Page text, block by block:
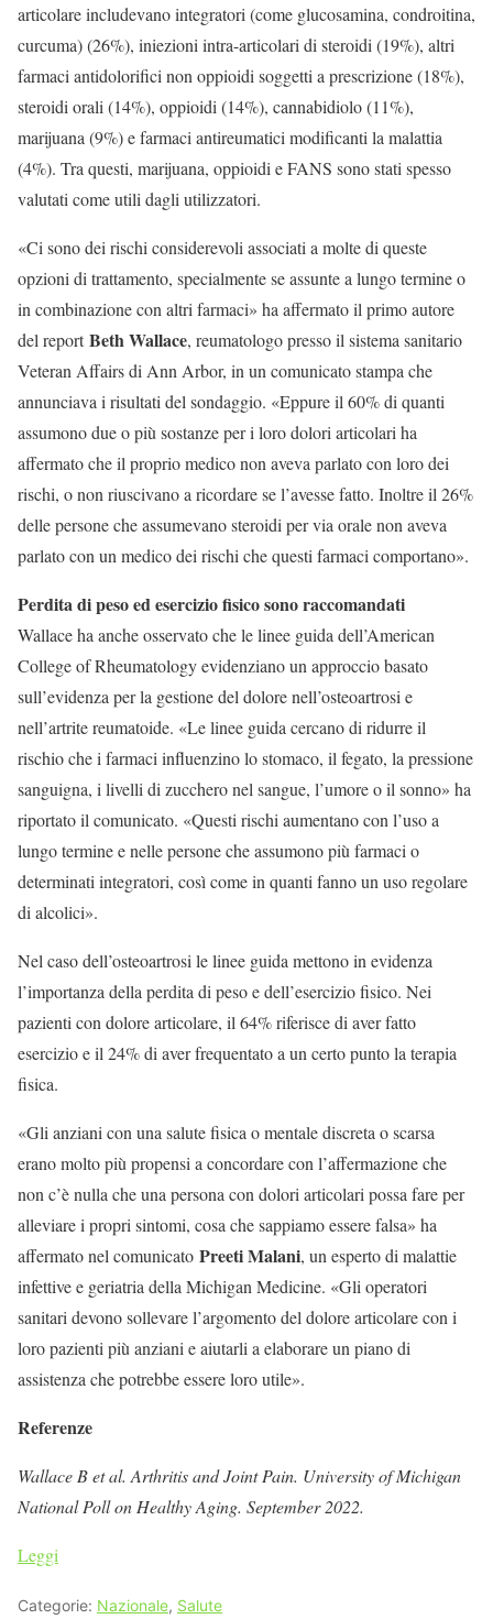
articolare includevano integratori (come glucosamina, condroitina,
curcuma) (26%), iniezioni intra-articolari di steroidi (19%), altri
farmaci antidolorifici non oppioidi soggetti a prescrizione (18%),
steroidi orali (14%), oppioidi (14%), cannabidiolo (11%),
marijuana (9%) e farmaci antireumatici modificanti la malattia
(4%). Tra questi, marijuana, oppioidi e FANS sono stati spesso
valutati come utili dagli utilizzatori.
«Ci sono dei rischi considerevoli associati a molte di queste
opzioni di trattamento, specialmente se assunte a lungo termine o
in combinazione con altri farmaci» ha affermato il primo autore
del reportBeth Wallace, reumatologo presso il sistema sanitario
Veteran Affairs di Ann Arbor, in un comunicato stampa che
annunciava i risultati del sondaggio. «Eppure il 60% di quanti
assumono due o più sostanze per i loro dolori articolari ha
affermato che il proprio medico non aveva parlato con loro dei
rischi, o non riuscivano a ricordare se l’avesse fatto. Inoltre il 26%
delle persone che assumevano steroidi per via orale non aveva
parlato con un medico dei rischi che questi farmaci comportano».
Perdita di peso ed esercizio fisico sono raccomandati
Wallace ha anche osservato che le linee guida dell’American
College of Rheumatology evidenziano un approccio basato
sull’evidenza per la gestione del dolore nell’osteoartrosi e
nell’artrite reumatoide. «Le linee guida cercano di ridurre il
rischio che i farmaci influenzino lo stomaco, il fegato, la pressione
sanguigna, i livelli di zucchero nel sangue, l’umore o il sonno» ha
riportato il comunicato. «Questi rischi aumentano con l’uso a
lungo termine e nelle persone che assumono più farmaci o
determinati integratori, così come in quanti fanno un uso regolare
di alcolici».
Nel caso dell’osteoartrosi le linee guida mettono in evidenza
l’importanza della perdita di peso e dell’esercizio fisico. Nei
pazienti con dolore articolare, il 64% riferisce di aver fatto
esercizio e il 24% di aver frequentato a un certo punto la terapia
fisica.
«Gli anziani con una salute fisica o mentale discreta o scarsa
erano molto più propensi a concordare con l’affermazione che
non c’è nulla che una persona con dolori articolari possa fare per
alleviare i propri sintomi, cosa che sappiamo essere falsa» ha
affermato nel comunicato Preeti Malani, un esperto di malattie
infettive e geriatria della Michigan Medicine. «Gli operatori
sanitari devono sollevare l’argomento del dolore articolare con i
loro pazienti più anziani e aiutarli a elaborare un piano di
assistenza che potrebbe essere loro utile».
Referenze
Wallace B et al. Arthritis and Joint Pain. University of Michigan
National Poll on Healthy Aging. September 2022.
Leggi
Categorie: Nazionale, Salute